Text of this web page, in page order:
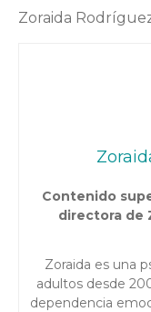
Zoraida
Contenido
directora de
Zoraida es una
adultos desde
dependencia